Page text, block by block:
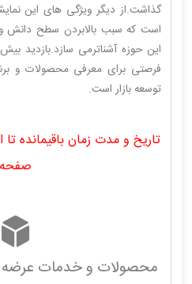
گذاشت.از دیگر ویژگی های این
است که سبب بالابردن سطح
فرصتی برای معرفی محصولات و
توسعه بازار است.
تاریخ و مدت زمان باقیمانده
صفحه
محصولات و خدمات عرضه